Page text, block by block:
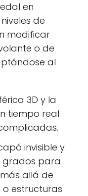
en
de
modificar
o de
al
3D y la
tiempo real
invisible y
grados para
allá de
estructuras